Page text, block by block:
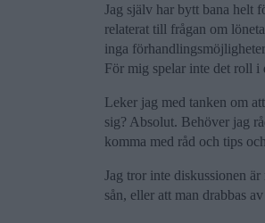
Jag själv har bytt bana helt
relaterat till frågan om
inga
För mig spelar inte det roll
Leker jag med tanken om
sig? Absolut. Behöver jag
komma med råd och tips
Jag tror inte diskussionen
sån, eller att man drabbas